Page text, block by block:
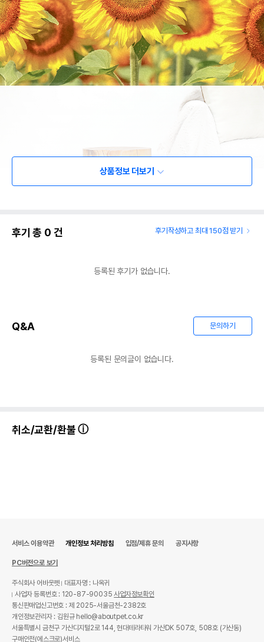
상품정보 더보기
후기 총 0 건 후기작성하고 최대 150점 받기
등록된 후기가 없습니다.
Q&A 문의하기
등록된 문의글이 없습니다.
취소/교환/환불
서비스 이용약관 개인정보 처리방침 입점/제휴 문의 공지사항
PC버전으로 보기
주식회사 어바웃펫
대표자명 : 나옥귀
사업자 등록번호 : 120-87-90035사업자정보확인
통신판매업신고번호 : 제 2025-서울금천-2382호
개인정보관리자 : 김원규 hello@aboutpet.co.kr
서울특별시 금천구 가산디지털2로 144, 현대테라타워 가산DK 507호, 508호 (가산동)
구매안전(에스크로)서비스